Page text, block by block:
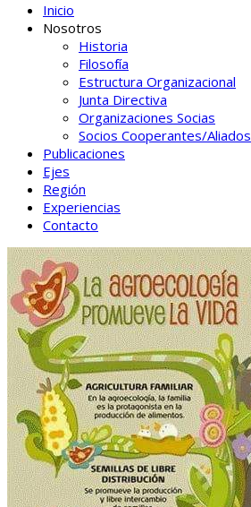
Inicio
Nosotros
Historia
Filosofía
Estructura Organizacional
Junta Directiva
Organizaciones Socias
Socios Cooperantes/Aliados
Publicaciones
Ejes
Región
Experiencias
Contacto